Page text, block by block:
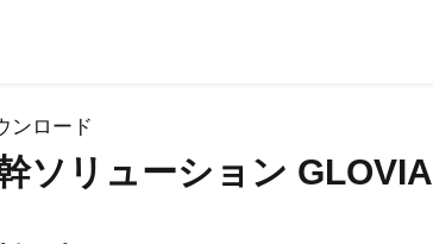
ンロード
ソリューション GLOVIA